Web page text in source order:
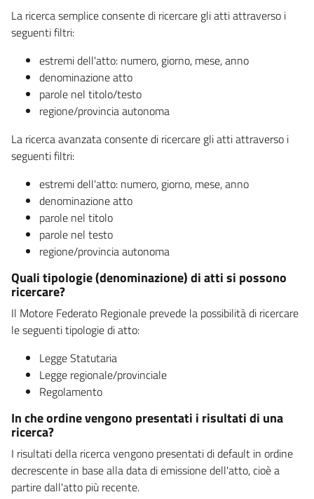
La ricerca semplice consente di ricercare gli atti attraverso i
seguenti filtri:
estremi dell'atto: numero, giorno, mese, anno
denominazione atto
parole nel titolo/testo
regione/provincia autonoma
La ricerca avanzata consente di ricercare gli atti attraverso i
seguenti filtri:
estremi dell'atto: numero, giorno, mese, anno
denominazione atto
parole nel titolo
parole nel testo
regione/provincia autonoma
Quali tipologie (denominazione) di atti si possono
ricercare?
Il Motore Federato Regionale prevede la possibilità di ricercare
le seguenti tipologie di atto:
Legge Statutaria
Legge regionale/provinciale
Regolamento
In che ordine vengono presentati i risultati di una
ricerca?
I risultati della ricerca vengono presentati di default in ordine
decrescente in base alla data di emissione dell'atto, cioè a
partire dall'atto più recente.